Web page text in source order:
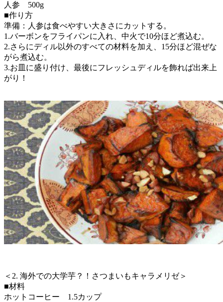
人参 500g
■作り方
準備：人参は食べやすい大きさにカットする。
1.バーボンをフライパンに入れ、中火で10分ほど煮込む。
2.さらにディル以外のすべての材料を加え、15分ほど混ぜな
がら煮込む。
3.お皿に盛り付け、最後にフレッシュディルを飾れば出来上
がり！
＜2. 海外での大学芋？！さつまいもキャラメリゼ＞
■材料
ホットコーヒー 1.5カップ